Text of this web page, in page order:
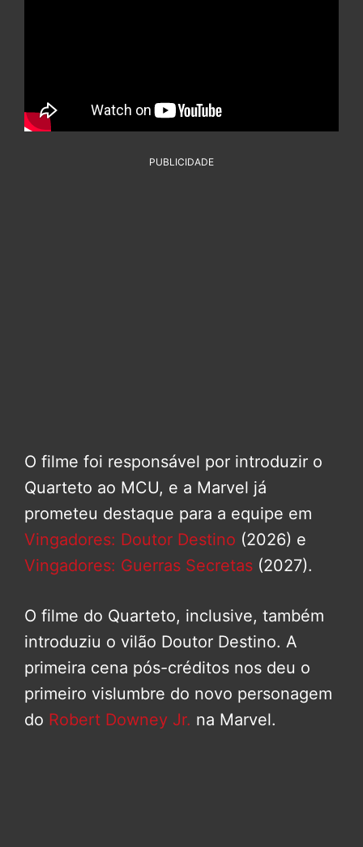
PUBLICIDADE
O filme foi responsável por introduzir o
Quarteto ao MCU, e a Marvel já
prometeu destaque para a equipe em
Vingadores: Doutor Destino (2026) e
Vingadores: Guerras Secretas (2027).
O filme do Quarteto, inclusive, também
introduziu o vilão Doutor Destino. A
primeira cena pós-créditos nos deu o
primeiro vislumbre do novo personagem
do Robert Downey Jr. na Marvel.